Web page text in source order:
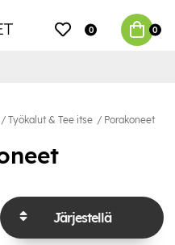
0 0
Työkalut & Tee itse Porakoneet
Järjestellä